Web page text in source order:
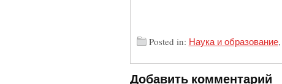
Posted in: Наука и образование,
Добавить комментарий